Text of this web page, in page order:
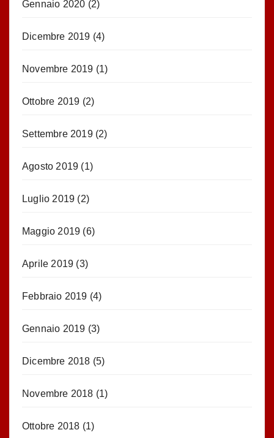
Gennaio 2020 (2)
Dicembre 2019 (4)
Novembre 2019 (1)
Ottobre 2019 (2)
Settembre 2019(2)
Agosto 2019 (1)
Luglio 2019 (2)
Maggio 2019 (6)
Aprile 2019 (3)
Febbraio 2019 (4)
Gennaio 2019 (3)
Dicembre 2018 (5)
Novembre 2018 (1)
Ottobre 2018 (1)